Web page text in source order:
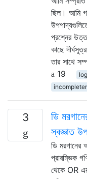
ছিল। আমি
প্রশ্নের
কাছে
তার সাথে
19
3
ডি
স্বজ্ঞাত
ডি মরগানের
প্রারম্ভিক
থেকে OR এর